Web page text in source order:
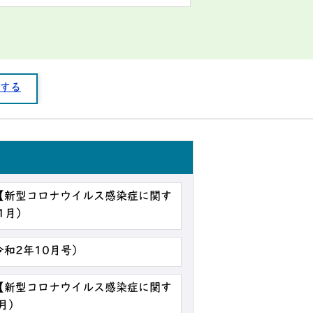
る
型コロナウイルス感染症に関す
）
2年10月号）
型コロナウイルス感染症に関す
）